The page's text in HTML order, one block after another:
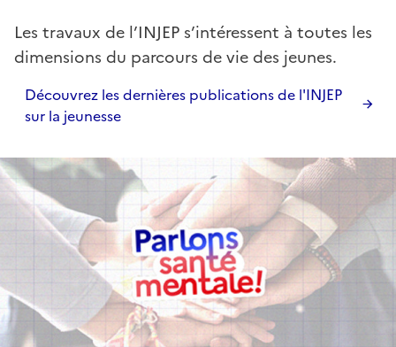
Les travaux de l’INJEP s’intéressent à toutes les
dimensions du parcours de vie des jeunes.
Découvrez les dernières publications de l'INJEP
sur la jeunesse